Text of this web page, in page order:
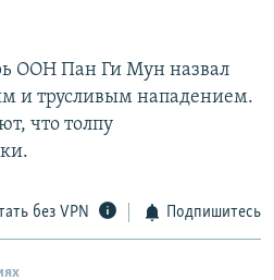
ООН Пан Ги Мун назвал
и трусливым нападением.
что толпу
без VPN Подпишитесь